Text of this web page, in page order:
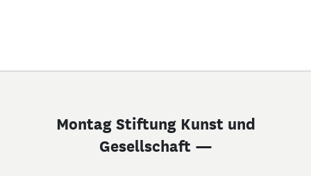
Montag Stiftung Kunst und
Gesellschaft —